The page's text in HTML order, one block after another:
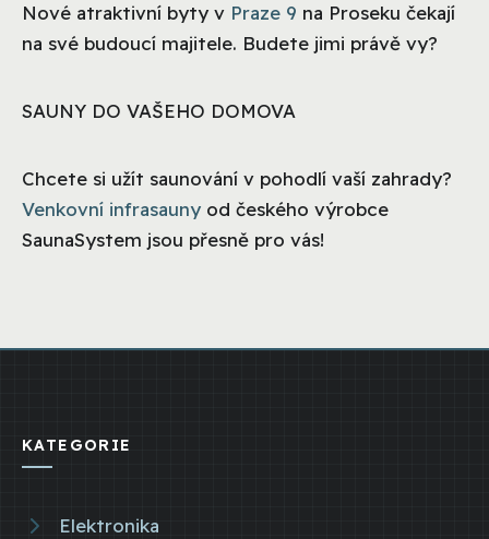
Nové atraktivní byty v Praze 9 na Proseku čekají
na své budoucí majitele. Budete jimi právě vy?
SAUNY DO VAŠEHO DOMOVA
Chcete si užít saunování v pohodlí vaší zahrady?
Venkovní infrasauny od českého výrobce
SaunaSystem jsou přesně pro vás!
KATEGORIE
Elektronika